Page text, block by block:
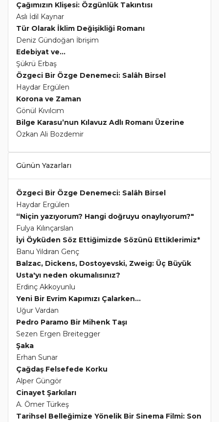
Çağımızın Klişesi: Özgünlük Takıntısı
Aslı İdil Kaynar
Tür Olarak İklim Değişikliği Romanı
Deniz Gündoğan İbrişim
Edebiyat ve...
Şükrü Erbaş
Özgeci Bir Özge Denemeci: Salâh Birsel
Haydar Ergülen
Korona ve Zaman
Gönül Kıvılcım
Bilge Karasu’nun Kılavuz Adlı Romanı Üzerine
Özkan Ali Bozdemir
Günün Yazarları
Özgeci Bir Özge Denemeci: Salâh Birsel
Haydar Ergülen
“Niçin yazıyorum? Hangi doğruyu onaylıyorum?"
Fulya Kılınçarslan
İyi Öyküden Söz Ettiğimizde Sözünü Ettiklerimiz*
Banu Yıldıran Genç
Balzac, Dickens, Dostoyevski, Zweig: Üç Büyük
Usta'yı neden okumalısınız?
Erdinç Akkoyunlu
Yeni Bir Evrim Kapımızı Çalarken...
Uğur Vardan
Pedro Paramo Bir Mihenk Taşı
Sezen Ergen Breitegger
Şaka
Erhan Sunar
Çağdaş Felsefede Korku
Alper Güngör
Cinayet Şarkıları
A. Ömer Türkeş
Tarihsel Belleğimize Yönelik Bir Sinema Filmi: Son